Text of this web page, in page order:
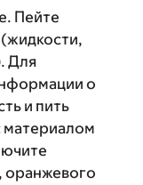
Пейте
Для
о
и пить
материалом
оранжевого